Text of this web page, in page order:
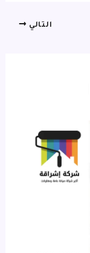
التالي